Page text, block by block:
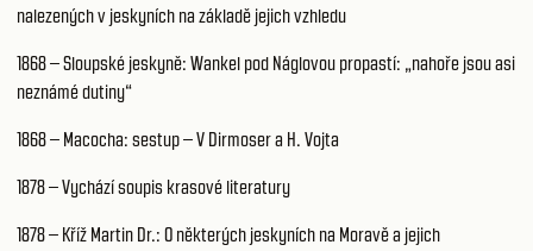
nalezených v jeskyních na základě jejich vzhledu
1868 – Sloupské jeskyně: Wankel pod Náglovou propastí: „nahoře jsou asi
neznámé dutiny“
1868 – Macocha: sestup – V Dirmoser a H. Vojta
1878 – Vychází soupis krasové literatury
1878 – Kříž Martin Dr.: O některých jeskyních na Moravě a jejich